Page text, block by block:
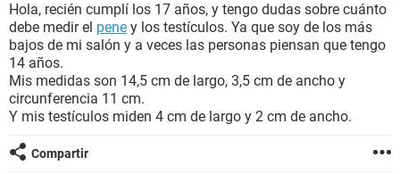
BIENESTAR
SEXUALIDAD
GLOSARIO
Hola, recién cumplí los 17 años, y tengo dudas sobre cuánto
debe medir el pene y los testículos. Ya que soy de los más
bajos de mi salón y a veces las personas piensan que tengo
14 años.
Mis medidas son 14,5 cm de largo, 3,5 cm de ancho y
circunferencia 11 cm.
Y mis testículos miden 4 cm de largo y 2 cm de ancho.
Compartir